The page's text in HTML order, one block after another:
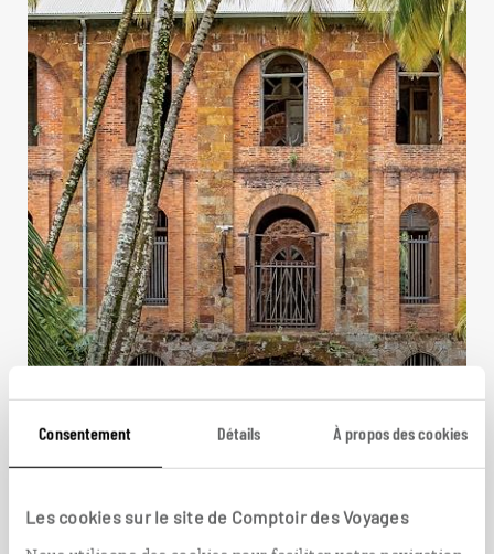
Consentement Détails À propos des cookies
Les cookies sur le site de Comptoir des Voyages
Fugue équatoriale
Circuit autotour en Guyane : Cayenne, Kourou,
forêt amazonienne…
10 jours / 8 nuits